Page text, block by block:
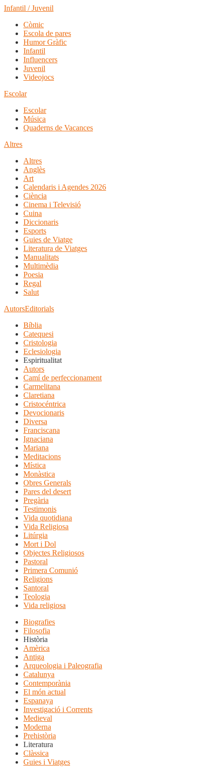
Infantil / Juvenil
Còmic
Escola de pares
Humor Gràfic
Infantil
Influencers
Juvenil
Videojocs
Escolar
Escolar
Música
Quaderns de Vacances
Altres
Altres
Anglès
Art
Calendaris i Agendes 2026
Ciència
Cinema i Televisió
Cuina
Diccionaris
Esports
Guies de Viatge
Literatura de Viatges
Manualitats
Multimèdia
Poesia
Regal
Salut
AutorsEditorials
Bíblia
Catequesi
Cristologia
Eclesiologia
Espiritualitat
Autors
Camí de perfeccionament
Carmelitana
Claretiana
Cristocéntrica
Devocionaris
Diversa
Franciscana
Ignaciana
Mariana
Meditacions
Mística
Monàstica
Obres Generals
Pares del desert
Pregària
Testimonis
Vida quotidiana
Vida Religiosa
Litúrgia
Mort i Dol
Objectes Religiosos
Pastoral
Primera Comunió
Religions
Santoral
Teologia
Vida religiosa
Biografies
Filosofia
Història
Amèrica
Antiga
Arqueologia i Paleografia
Catalunya
Contemporània
El món actual
Espanaya
Investigació i Corrents
Medieval
Moderna
Prehistòria
Literatura
Clàssica
Guies i Viatges